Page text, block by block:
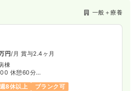
一般＋療養
円/月 賞与2.4ヶ月
棟
休憩60分
8休以上 ブランク可